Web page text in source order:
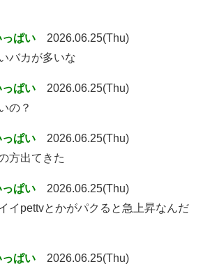
ぱい
2026.06.25(Thu)
バカが多いな
ぱい
2026.06.25(Thu)
の？
ぱい
2026.06.25(Thu)
方出てきた
ぱい
2026.06.25(Thu)
イpettvとかがパクると急上昇なんだ
ぱい
2026.06.25(Thu)